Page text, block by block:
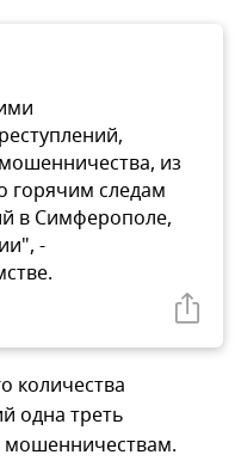
из
горячим следам
в Симферополе,
-
количества
одна треть
мошенничествам.